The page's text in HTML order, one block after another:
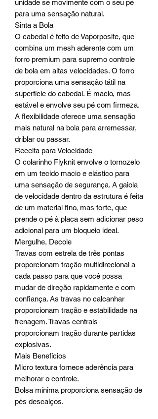
unidade se movimente com o seu pé
para uma sensação natural.
Sinta a Bola
O cabedal é feito de Vaporposite, que
combina um mesh aderente com um
forro premium para supremo controle
de bola em altas velocidades. O forro
proporciona uma sensação tátil na
superfície do cabedal. É macio, mas
estável e envolve seu pé com firmeza.
A flexibilidade oferece uma sensação
mais natural na bola para arremessar,
driblar ou passar.
Receita para Velocidade
O colarinho Flyknit envolve o tornozelo
em um tecido macio e elástico para
uma sensação de segurança. A gaiola
de velocidade dentro da estrutura é feita
de um material fino, mas forte, que
prende o pé à placa sem adicionar peso
adicional para um bloqueio ideal.
Mergulhe, Decole
Travas com estrela de três pontas
proporcionam tração multidirecional a
cada passo para que você possa
mudar de direção rapidamente e com
confiança. As travas no calcanhar
proporcionam tração e estabilidade na
frenagem. Travas centrais
proporcionam tração durante partidas
explosivas.
Mais Benefícios
Micro textura fornece aderência para
melhorar o controle.
Bolsa mínima proporciona sensação de
pés descalços.